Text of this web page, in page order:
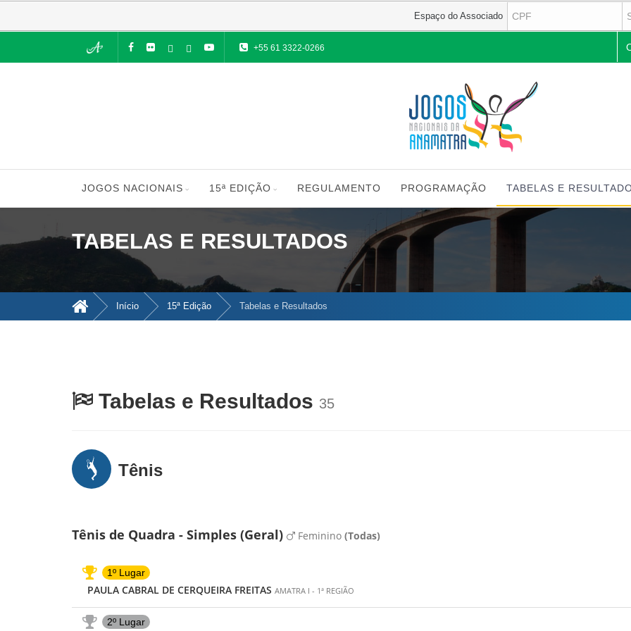
Espaço do Associado
+55 61 3322-0266
JOGOS NACIONAIS 15ª EDIÇÃO REGULAMENTO PROGRAMAÇÃO TABELAS E
TABELAS E RESULTADOS
Início 15ª Edição Tabelas e Resultados
Tabelas e Resultados 35
Tênis
Tênis de Quadra - Simples (Geral) Feminino (Todas)
1º Lugar
PAULA CABRAL DE CERQUEIRA FREITAS AMATRA I - 1ª REGIÃO
2º Lugar